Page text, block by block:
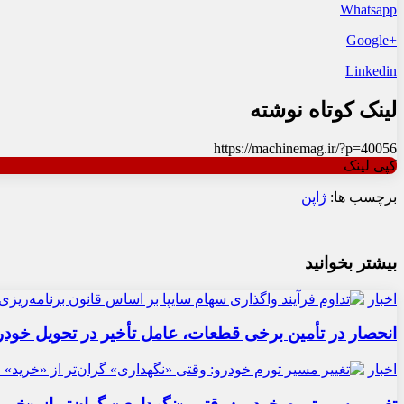
Whatsapp
+Google
Linkedin
لینک کوتاه نوشته
https://machinemag.ir/?p=40056
کپی لینک
برچسب ها: ژاپن
بیشتر بخوانید
اخبار
انحصار در تأمین برخی قطعات، عامل تأخیر در تحویل
اخبار